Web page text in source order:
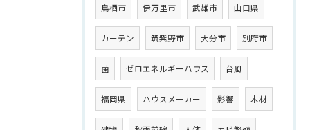
鳥栖市 伊万里市 武雄市 山口県
カーテン 筑紫野市 大分市 別府市
菌 ゼロエネルギーハウス 台風
福岡県 ハウスメーカー 影響 木材